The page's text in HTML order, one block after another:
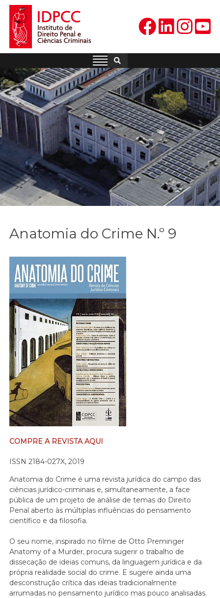
Skip
content
IDPCC
Instituto de Direito Penal e
Anatomia do Crime N.º 9
COMPRE A REVISTA AQUI
ISSN 2184-027X, 2019
Anatomia do Crime é uma revista jurídica do campo das
ciências jurídico-criminais e, simultaneamente, a face
pública de um projeto de análise de temas do Direito
Penal aberto às múltiplas influências do pensamento
científico e da filosofia.
O seu nome, inspirado no filme de Otto Preminger
Anatomy of a Murder, procura sugerir o trabalho de
dissecação de ideias comuns, da linguagem jurídica e da
própria realidade social do crime. E sugere ainda uma
desconstrução crítica das ideias tradicionalmente
arrumadas no pensamento jurídico mas pouco analisadas.